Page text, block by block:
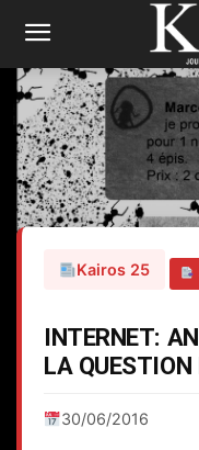
Kairos 25
INTERNET:
LA
30/06/2016